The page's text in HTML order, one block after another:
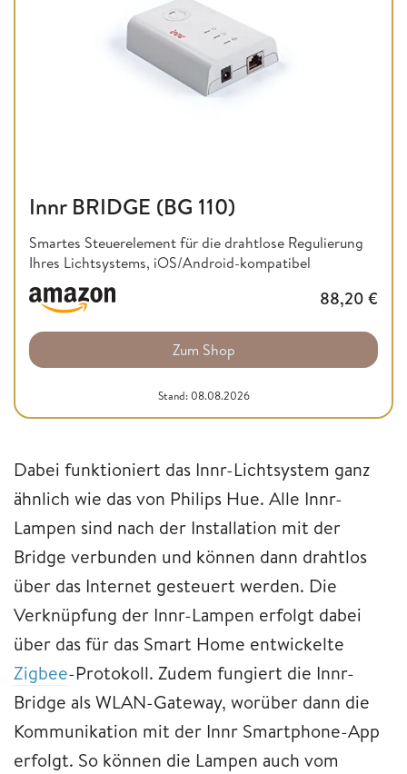
Innr BRIDGE (BG 110)
Smartes Steuerelement für die drahtlose Regulierung
Ihres Lichtsystems, iOS/Android-kompatibel
88,20 €
Zum Shop
Stand: 08.08.2026
Dabei funktioniert das Innr-Lichtsystem ganz
ähnlich wie das von Philips Hue. Alle Innr-
Lampen sind nach der Installation mit der
Bridge verbunden und können dann drahtlos
über das Internet gesteuert werden. Die
Verknüpfung der Innr-Lampen erfolgt dabei
über das für das Smart Home entwickelte
Zigbee-Protokoll. Zudem fungiert die Innr-
Bridge als WLAN-Gateway, worüber dann die
Kommunikation mit der Innr Smartphone-App
erfolgt. So können die Lampen auch vom